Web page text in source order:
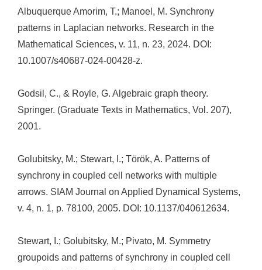
Albuquerque Amorim, T.; Manoel, M. Synchrony
patterns in Laplacian networks. Research in the
Mathematical Sciences, v. 11, n. 23, 2024. DOI:
10.1007/s40687-024-00428-z.
Godsil, C., & Royle, G. Algebraic graph theory.
Springer. (Graduate Texts in Mathematics, Vol. 207),
2001.
Golubitsky, M.; Stewart, I.; Török, A. Patterns of
synchrony in coupled cell networks with multiple
arrows. SIAM Journal on Applied Dynamical Systems,
v. 4, n. 1, p. 78100, 2005. DOI: 10.1137/040612634.
Stewart, I.; Golubitsky, M.; Pivato, M. Symmetry
groupoids and patterns of synchrony in coupled cell